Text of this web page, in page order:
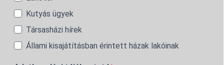
Kutyás ügyek
Társasházi hírek
Állami kisajátításban érintett házak lakóinak